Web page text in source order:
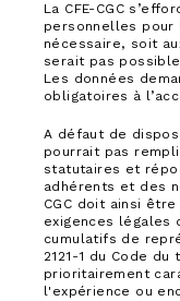
La CFE-CGC
personnelles pour
nécessaire, soit
serait pas
Les données
obligatoires à
A défaut de
pourrait pas
statutaires et
adhérents et des
CGC doit ainsi
exigences
cumulatifs de
2121-1 du Code
prioritairement
l'expérience ou